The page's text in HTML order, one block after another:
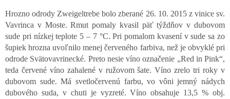
Hrozno odrody Zweigeltrebe bolo zberané 26. 10. 2015 z vinice sv.
Vavrinca v Moste. Rmut pomaly kvasil päť týždňov v dubovom
sude pri nízkej teplote 5 – 7 °C. Pri pomalom kvasení v sude sa zo
šupiek hrozna uvoľnilo menej červeného farbiva, než je obvyklé pri
odrode Svätovavrinecké. Preto nesie víno označenie „Red in Pink“,
teda červené víno zahalené v ružovom šate. Víno zrelo tri roky v
dubovom sude. Má svetločervenú farbu, vo vôni jemný nádych
dubového suda, v chuti je vyzreté. Víno obsahuje 13,5 % obj.